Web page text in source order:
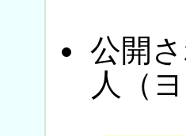
公開
人（